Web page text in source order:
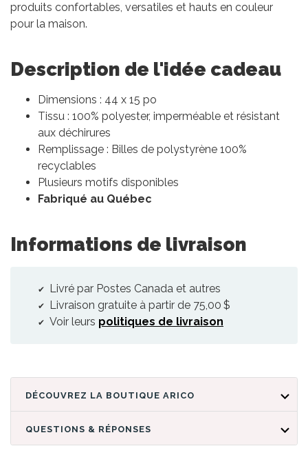
produits confortables, versatiles et hauts en couleur
pour la maison.
Description de l'idée cadeau
Dimensions : 44 x 15 po
Tissu : 100% polyester, imperméable et résistant
aux déchirures
Remplissage : Billes de polystyrène 100%
recyclables
Plusieurs motifs disponibles
Fabriqué au Québec
Informations de livraison
Livré par Postes Canada et autres
Livraison gratuite à partir de 75,00 $
Voir leurs politiques de livraison
DÉCOUVREZ LA BOUTIQUE ARICO
QUESTIONS & RÉPONSES